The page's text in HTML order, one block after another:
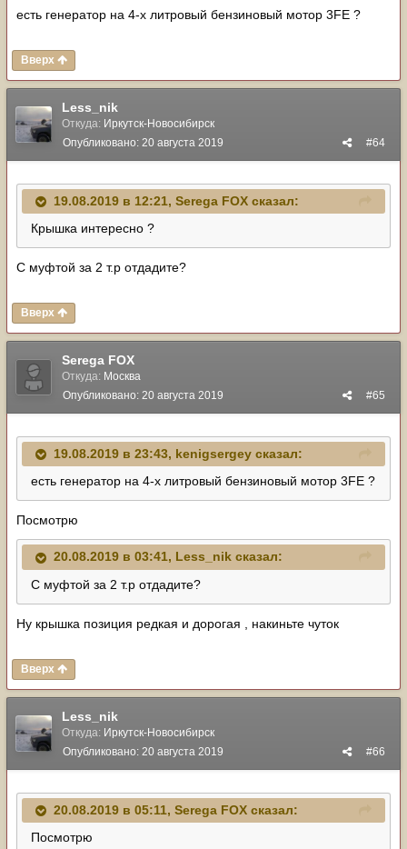
есть генератор на 4-х литровый бензиновый мотор 3FE ?
Вверх
Less_nik
Откуда: Иркутск-Новосибирск
#64
Опубликовано: 20 августа 2019
19.08.2019 в 12:21, Serega FOX сказал:
Крышка интересно ?
С муфтой за 2 т.р отдадите?
Вверх
Serega FOX
Откуда: Москва
#65
Опубликовано: 20 августа 2019
19.08.2019 в 23:43, kenigsergey сказал:
есть генератор на 4-х литровый бензиновый мотор 3FE ?
Посмотрю
20.08.2019 в 03:41, Less_nik сказал:
С муфтой за 2 т.р отдадите?
Ну крышка позиция редкая и дорогая , накиньте чуток
Вверх
Less_nik
Откуда: Иркутск-Новосибирск
#66
Опубликовано: 20 августа 2019
20.08.2019 в 05:11, Serega FOX сказал:
Посмотрю